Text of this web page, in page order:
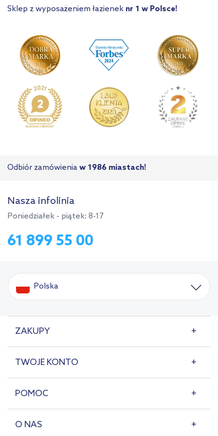
Sklep z wyposażeniem łazienek nr 1 w Polsce!
Odbiór zamówienia w 1986 miastach!
Nasza infolinia
Poniedziałek - piątek: 8-17
61 899 55 00
Polska
ZAKUPY
TWOJE KONTO
POMOC
O NAS